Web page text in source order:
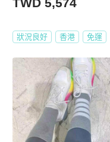
狀況良好 香港 免運